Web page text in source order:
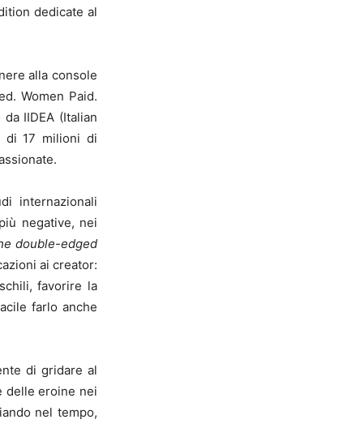
dedicate al
alla console
Women Paid.
IIDEA (Italian
di 17 milioni di
internazionali
negative, nei
double-edged
ai creator:
favorire la
farlo anche
di gridare al
delle eroine nei
nel tempo,